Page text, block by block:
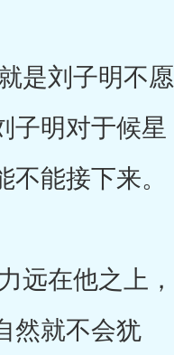
是刘子明不愿
子明对于候星
能接下来。
在他之上，
然就不会犹